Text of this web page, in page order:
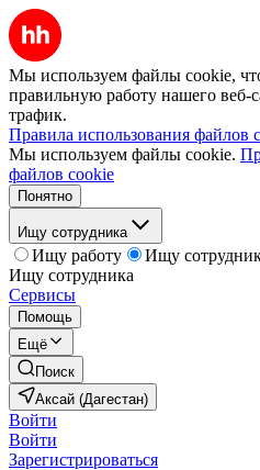
Мы используем файлы cookie,
правильную работу нашего веб-
трафик.
Правила использования файлов
Мы используем файлы cookie.
файлов cookie
Понятно
Ищу сотрудника
Ищу работу
Ищу
Ищу сотрудника
Сервисы
Помощь
Ещё
Поиск
Аксай (Дагестан)
Войти
Войти
Зарегистрироваться